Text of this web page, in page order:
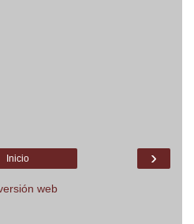
›
Inicio
web